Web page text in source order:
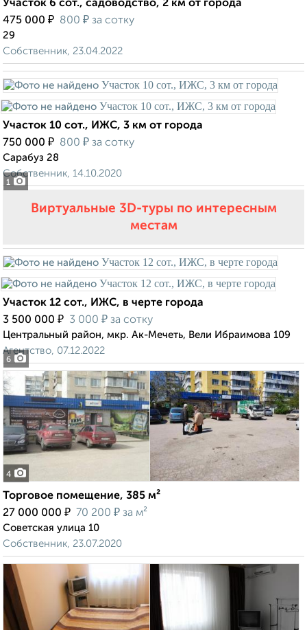
Участок 6 сот., садоводство, 2 км от города
475 000 ₽ 800 ₽ за сотку
29
Собственник, 23.04.2022
1
Участок 10 сот., ИЖС, 3 км от города
750 000 ₽ 800 ₽ за сотку
Сарабуз 28
Собственник, 14.10.2020
Виртуальные 3D-туры по интересным
местам
6
Участок 12 сот., ИЖС, в черте города
3 500 000 ₽ 3 000 ₽ за сотку
Центральный район, мкр. Ак-Мечеть, Вели Ибраимова 109
Агентство, 07.12.2022
4
Торговое помещение, 385 м²
27 000 000 ₽ 70 200 ₽ за м²
Советская улица 10
Собственник, 23.07.2020